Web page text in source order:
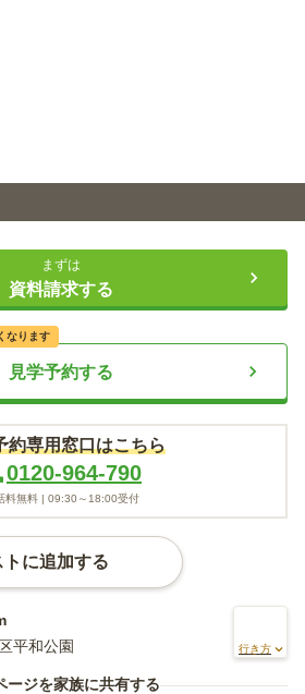
まずは
資料請求する
見学予約する
なります
約専用窓口はこちら
0120-964-790
料無料 | 09:30～18:00受付
に追加する
平和公園
行き方
ージを家族に共有する